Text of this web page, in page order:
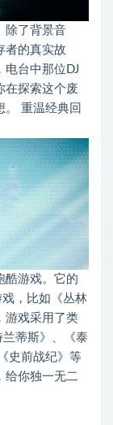
除了背景音
者的真实故
电台中那位DJ
在探索这个废
重温经典回
酷游戏。它的
，比如《丛林
游戏采用了类
蒂斯》、《泰
史前战纪》等
给你独一无二